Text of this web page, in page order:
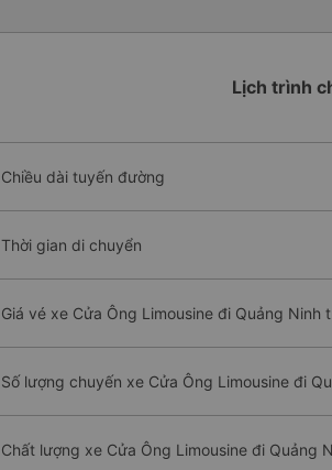
Lịch trình
Chiều dài tuyến đường
Thời gian di chuyển
Giá vé xe Cửa Ông Limousine đi Quảng Ninh
Số lượng chuyến xe Cửa Ông Limousine đi
Chất lượng xe Cửa Ông Limousine đi Quảng